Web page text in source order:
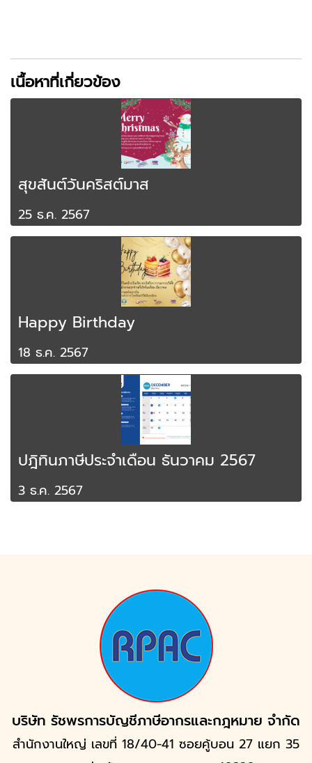
เนื้อหาที่เกี่ยวข้อง
สุขสันต์วันคริสต์มาส
25 ธ.ค. 2567
Happy Birthday
18 ธ.ค. 2567
ปฎิทินภาษีประจำเดือน ธันวาคม 2567
3 ธ.ค. 2567
บริษัท รัชพรการบัญชีภาษีอากรและกฎหมาย จำกัด
สำนักงานใหญ่ เลขที่ 18/40-41 ซอยคู้บอน 27 แยก 35